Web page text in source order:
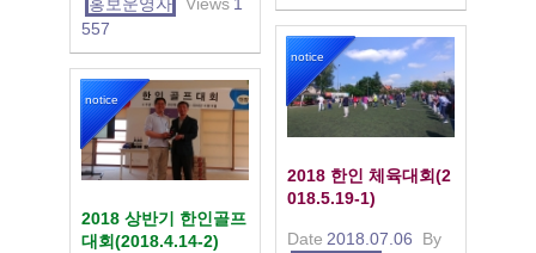
557
notice
2018 한인 체육대회(2
018.5.19-1)
Date 2018.07.06
By
notice
2018 상반기 한인골프
대회(2018.4.14-2)